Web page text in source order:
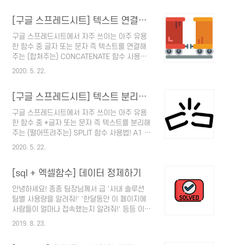
어야 함. 즉, 위에 DB 테이블처럼 상품명을 검색
해서 상품..
어 있는 셀을 복사한 후에 붙여 넣을 셀에 마우
스 우클릭 한 후 '행과 열을 바꿔 붙여넣기' 선택
"순서 바꾸기" 선택 (2021.11 에 이름 변경됨.
아래 쪽 캡쳐본 참고) 그럼 결과적으로 아래와
같이 됩니다~ 반대로 세로로 있는 셀들을 가로
로 바꾸고 싶을 때도 동일한 방법으로 합니다.
열 -> 행 둘 다 바꿔줄 수 있어요. * 2021. 11
월 UI가 조금 바뀌면서 "순..
[구글 스프레드시트] 텍스트 연결해주는 함수 CONCATENATE
구글 스프레드시트에서 자주 쓰이는 아주 유용
한 함수 중 글자 또는 문자 즉 텍스트를 연결해
주는 (합쳐주는) CONCATENATE 함수 사용
법!!! 여러 셀에 있는 텍스트들을 다 연결해서 한
이어준다는 의미를 가지고 있는 단어네요. -----
---------------------------------------
CONCATENATE 함수 사용법
=CONCATENATE(연결할문자열1,연결할문자
열2,......) ------------------------------------
-------- 방법1) 연결하고 싶은 셀 각각 선택하
래그해서 선택해도 됨 방법3) 연결하고 ..
2020. 5. 22.
[구글 스프레드시트] 텍스트 분리해주는 함수 SPLIT
구글 스프레드시트에서 자주 쓰이는 아주 유용
한 함수 중 *글자 또는 문자 즉 텍스트를 분리해
주는 (떨어뜨려주는) SPLIT 함수 사용법! A1 셀
에 이런 텍스트가 적혀있어요. "네이처루는 네이
주고 싶어요. 이렇게요 -> 네이처루는 / 네이처
를 / 친근하게 / 부르는 / 단어에요 이럴때 혜성
처럼 등장하는 함수가 바로!!! SPLIT 이란 함수
에요. 단어 뜻 처럼 분열(?) .... 나눠주는 아이
죠. SPLIT 함수 사용법 =SPLIT(나눠주고 싶은
텍스트, 구분자) EX1) 구분자를 띄어쓰기 로 정
2020. 5. 22.
[sql + 엑셀함수] 데이터 정제하기
안녕하세요! 종종 팀장님께서 급 '사내 솔루션
팀별 사용량을 알려줘!' '한달동안 이 페이지에
사람들이 얼마나 접속했는지 알려줘!' 등등 이러
한 요청들을 하시는데, 오늘도 요청받은김에 포
2019. 8. 23.